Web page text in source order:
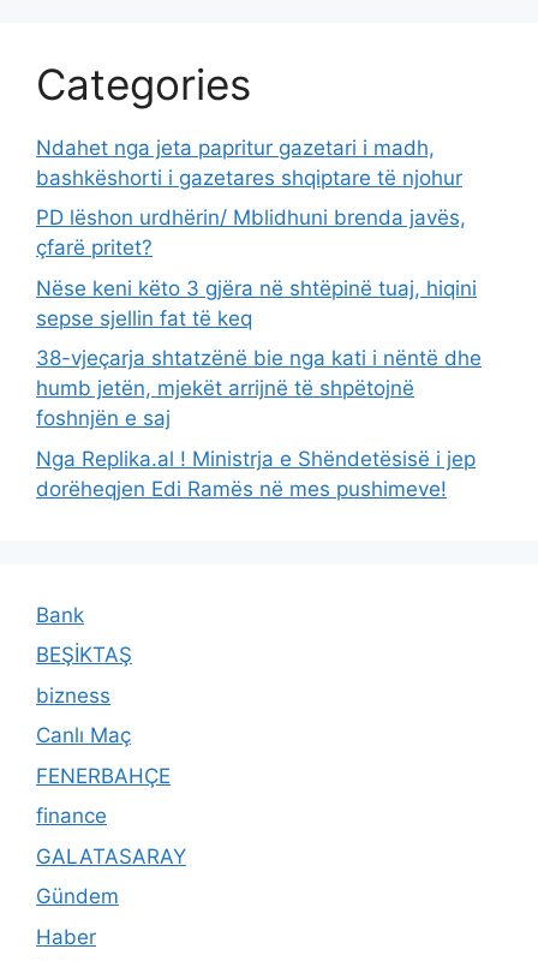
Categories
Ndahet nga jeta papritur gazetari i madh,
bashkëshorti i gazetares shqiptare të njohur
PD lëshon urdhërin/ Mblidhuni brenda javës,
çfarë pritet?
Nëse keni këto 3 gjëra në shtëpinë tuaj, hiqini
sepse sjellin fat të keq
38-vjeçarja shtatzënë bie nga kati i nëntë dhe
humb jetën, mjekët arrijnë të shpëtojnë
foshnjën e saj
Nga Replika.al ! Ministrja e Shëndetësisë i jep
dorëheqjen Edi Ramës në mes pushimeve!
Bank
BEŞİKTAŞ
bizness
Canlı Maç
FENERBAHÇE
finance
GALATASARAY
Gündem
Haber